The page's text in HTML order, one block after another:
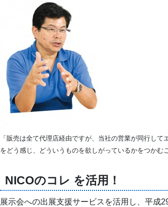
「販売は全て代理店経由ですが、当社の営業が同行し
をどう感じ、どういうものを欲しがっているかをつかむ
NICOのコレ を活用！
展示会への出展支援サービスを活用し、平成